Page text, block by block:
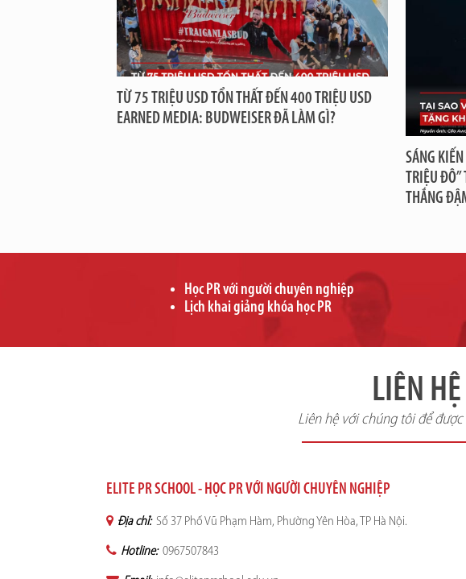
TỪ 75 TRIỆU USD TỔN THẤT ĐẾN 400 TRIỆU USD
EARNED MEDIA: BUDWEISER ĐÃ LÀM GÌ?
SÁNG
TRIỆU
THẮNG
Học PR với người chuyên nghiệp
Lịch khai giảng khóa học PR
LIÊN
Liên hệ với chúng tôi để
ELITE PR SCHOOL - HỌC PR VỚI NGƯỜI CHUYÊN NGHIỆP
Địa chỉ: Số 37 Phố Vũ Phạm Hàm, Phường Yên Hòa, TP Hà Nội.
Hotline: 0967507843